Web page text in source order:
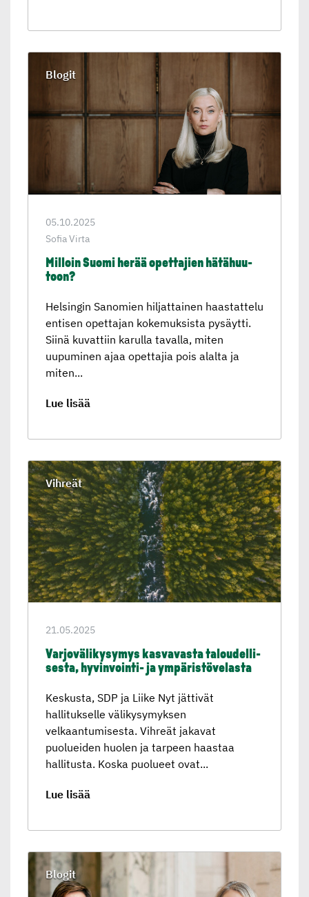
05.10.2025
Sofia Virta
Milloin Suomi herää opettajien hätähuu­
toon?
Helsingin Sanomien hiljattainen haastattelu
entisen opettajan kokemuksista pysäytti.
Siinä kuvattiin karulla tavalla, miten
uupuminen ajaa opettajia pois alalta ja
miten...
Lue lisää
Blogit
21.05.2025
Varjovä­li­ky­symys kasvavasta taloudel­li­
sesta, hyvinvointi- ja ympäris­tö­ve­lasta
Keskusta, SDP ja Liike Nyt jättivät
hallitukselle välikysymyksen
velkaantumisesta. Vihreät jakavat
puolueiden huolen ja tarpeen haastaa
hallitusta. Koska puolueet ovat...
Lue lisää
Vihreät
Blogit